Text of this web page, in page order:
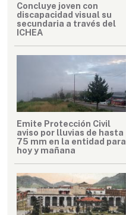
Concluye joven con
discapacidad visual su
secundaria a través del
ICHEA
Emite Protección Civil
aviso por lluvias de hasta
75 mm en la entidad para
hoy y mañana